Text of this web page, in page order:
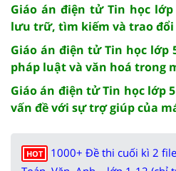
Giáo án điện tử Tin học lớp
lưu trữ, tìm kiếm và trao
Giáo án điện tử Tin học lớp
pháp luật và văn hoá trong
Giáo án điện tử Tin học lớp
vấn đề với sự trợ giúp của
HOT
1000+ Đề thi cuối kì 2